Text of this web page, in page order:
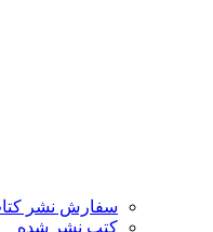
سفارش نشر
کتب نشر شده